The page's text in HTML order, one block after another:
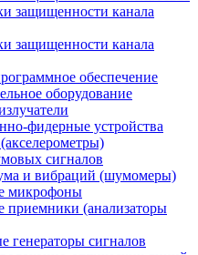
защищенности канала
защищенности канала
обеспечение
оборудование
фидерные устройства
сигналов
и вибраций (шумомеры)
микрофоны
приемники (анализаторы
генераторы сигналов